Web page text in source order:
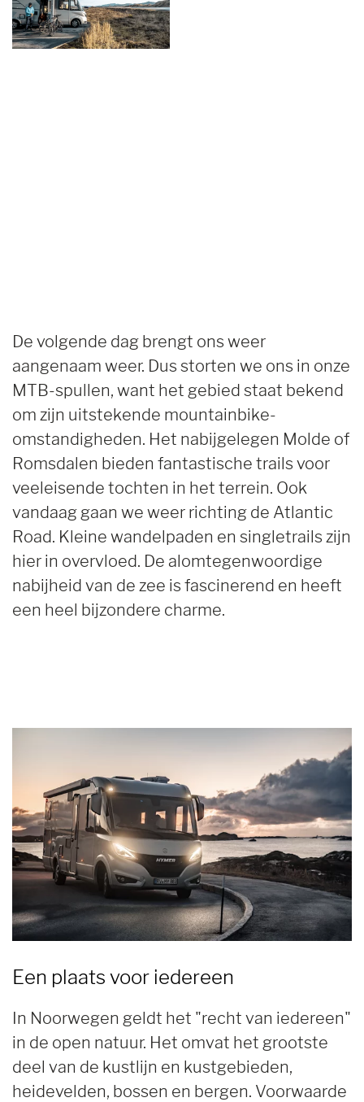
De volgende dag brengt ons weer
aangenaam weer. Dus storten we ons in onze
MTB-spullen, want het gebied staat bekend
om zijn uitstekende mountainbike-
omstandigheden. Het nabijgelegen Molde of
Romsdalen bieden fantastische trails voor
veeleisende tochten in het terrein. Ook
vandaag gaan we weer richting de Atlantic
Road. Kleine wandelpaden en singletrails zijn
hier in overvloed. De alomtegenwoordige
nabijheid van de zee is fascinerend en heeft
een heel bijzondere charme.
Een plaats voor iedereen
In Noorwegen geldt het "recht van iedereen"
in de open natuur. Het omvat het grootste
deel van de kustlijn en kustgebieden,
heidevelden, bossen en bergen. Voorwaarde